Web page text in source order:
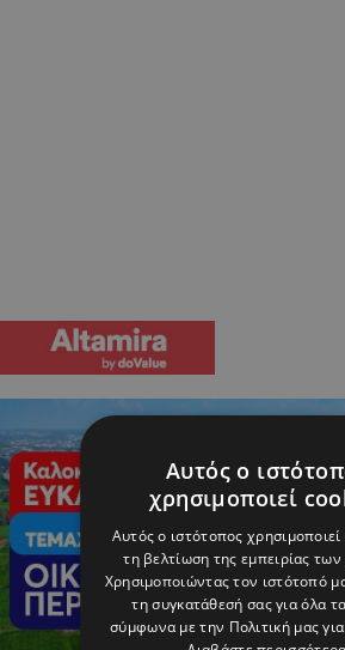
Αυτός ο
χρησιμοποιεί
Αυτός ο ιστότοπος
τη βελτίωση της εμπειρίας
Χρησιμοποιώντας τον ιστότοπό
τη συγκατάθεσή σας για όλα
σύμφωνα με την Πολιτική μας